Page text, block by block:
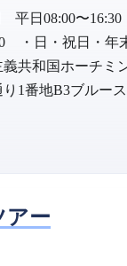
平日08:00〜
・日・祝日・年
共和国ホーチミ
1番地B3ブルー
アー